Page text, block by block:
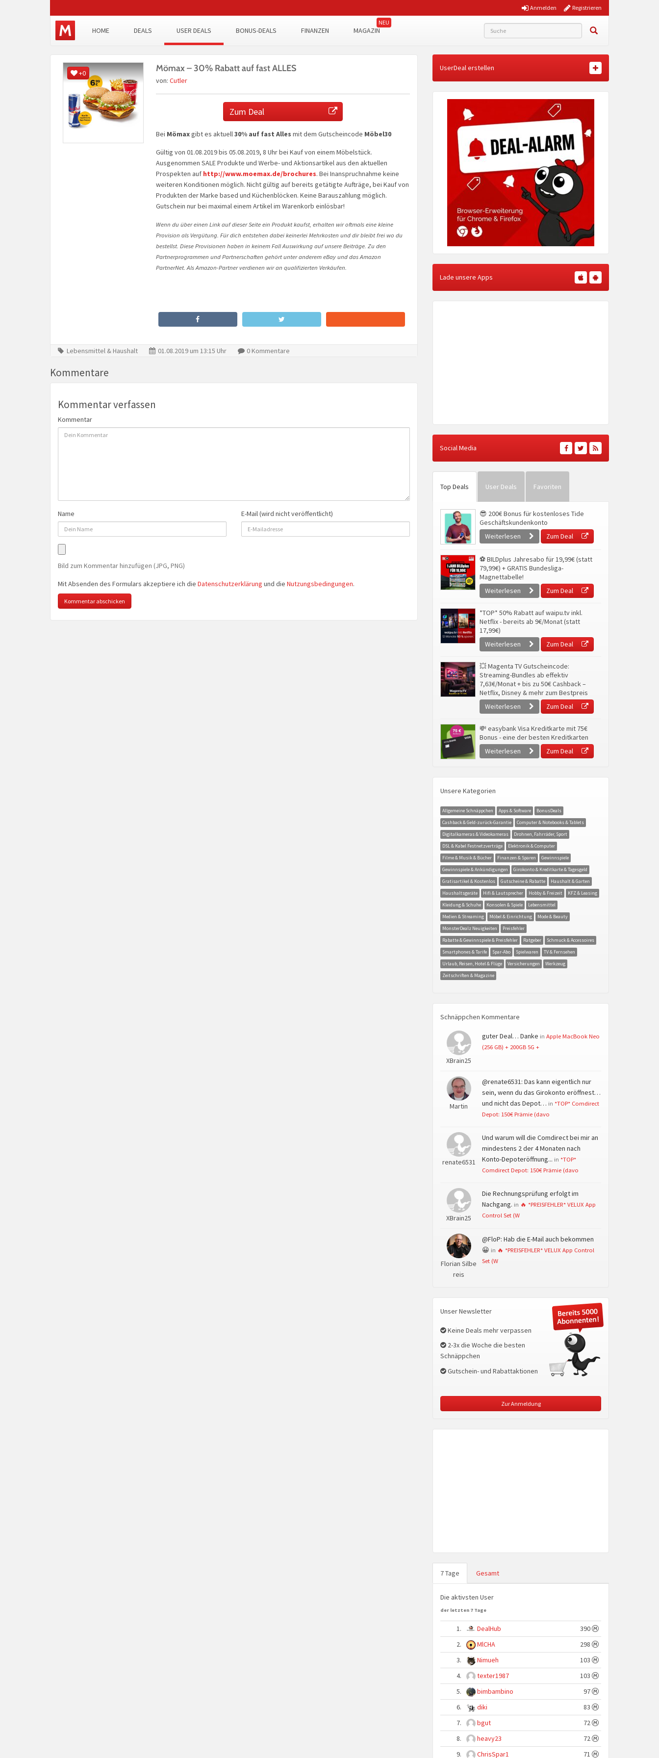
Registrieren
Anmelden
HOME DEALS USER DEALS BONUS-DEALS FINANZEN MAGAZIN
+0 Mömax – 30% Rabatt auf fast ALLES
von: Cutler
Zum Deal
Bei Mömaxgibt es aktuell30% auf fast Alles mit dem Gutscheincode Möbel30
Gültig von 01.08.2019 bis 05.08.2019, 8 Uhr bei Kauf von einem Möbelstück.
Ausgenommen SALE Produkte und Werbe- und Aktionsartikel aus den aktuellen
Prospekten auf http://www.moemax.de/brochures. Bei Inanspruchnahme keine
weiteren Konditionen möglich. Nicht gültig auf bereits getätigte Aufträge, bei Kauf von
Produkten der Marke based und Küchenblöcken. Keine Barauszahlung möglich.
Gutschein nur bei maximal einem Artikel im Warenkorb einlösbar!
Wenn du über einen Link auf dieser Seite ein Produkt kaufst, erhalten wir oftmals eine kleine
Provision als Vergütung. Für dich entstehen dabei keinerlei Mehrkosten und dir bleibt frei wo du
bestellst. Diese Provisionen haben in keinem Fall Auswirkung auf unsere Beiträge. Zu den
Partnerprogrammen und Partnerschaften gehört unter anderem eBay und das Amazon
PartnerNet. Als Amazon-Partner verdienen wir an qualifizierten Verkäufen.
Lebensmittel & Haushalt 01.08.2019 um 13:15 Uhr 0 Kommentare
Kommentare
Kommentar verfassen
Kommentar
Name E-Mail (wird nicht veröffentlicht)
Bild zum Kommentar hinzufügen (JPG, PNG)
Mit Absenden des Formulars akzeptiere ich die Datenschutzerklärung und die Nutzungsbedingungen.
UserDeal erstellen
Lade unsere Apps
Social Media
Top Deals User Deals Favoriten
😎 200€ Bonus für kostenloses Tide
Geschäftskundenkonto
Weiterlesen
Zum Deal
⚽ BILDplus Jahresabo für 19,99€ (statt
79,99€) + GRATIS Bundesliga-
Magnettabelle!
Weiterlesen
Zum Deal
*TOP* 50% Rabatt auf waipu.tv inkl.
Netflix - bereits ab 9€/Monat (statt
17,99€)
Weiterlesen
Zum Deal
💥 Magenta TV Gutscheincode:
Streaming-Bundles ab effektiv
7,63€/Monat + bis zu 50€ Cashback –
Netflix, Disney & mehr zum Bestpreis
Weiterlesen
Zum Deal
💸 easybank Visa Kreditkarte mit 75€
Bonus - eine der besten Kreditkarten
Weiterlesen
Zum Deal
Unsere Kategorien
Allgemeine Schnäppchen Apps & Software
BonusDeals
Cashback & Geld-zurück-Garantie
Computer & Notebooks & Tablets
Digitalkameras & Videokameras
Drohnen, Fahrräder, Sport
DSL & Kabel Festnetzverträge
Elektronik & Computer
Filme & Musik & Bücher
Finanzen & Sparen
Gewinnspiele
Gewinnspiele & Ankündigungen
Girokonto & Kreditkarte & Tagesgeld
Gratisartikel & Kostenlos
Gutscheine & Rabatte
Haushalt & Garten
Haushaltsgeräte
Hifi & Lautsprecher Hobby & Freizeit
KFZ & Leasing
Kleidung & Schuhe
Konsolen & Spiele
Lebensmittel
Medien & Streaming
Möbel & Einrichtung
Mode & Beauty
MonsterDealz Neuigkeiten
Preisfehler
Rabatte & Gewinnspiele & Preisfehler
Ratgeber
Schmuck & Accessoires
Smartphones & Tarife
Spar-Abo Spielwaren
TV & Fernsehen
Urlaub, Reisen, Hotel & Flüge
Versicherungen
Werkzeug
Zeitschriften & Magazine
Schnäppchen Kommentare
XBrain25
guter Deal… Danke in Apple MacBook Neo
(256 GB) + 200GB 5G +
Martin
@renate6531: Das kann eigentlich nur
sein, wenn du das Girokonto eröffnest…
und nicht das Depot… in *TOP* Comdirect
Depot: 150€ Prämie (davo
renate6531
Und warum will die Comdirect bei mir an
mindestens 2 der 4 Monaten nach
Konto-Depoteröffnung... in *TOP*
Comdirect Depot: 150€ Prämie (davo
XBrain25
Die Rechnungsprüfung erfolgt im
Nachgang. in 🔥 *PREISFEHLER* VELUX App
Control Set (W
Florian Silbe
reis
@FloP: Hab die E-Mail auch bekommen
😀 in 🔥 *PREISFEHLER* VELUX App Control
Set (W
Unser Newsletter
Keine Deals mehr verpassen
2-3x die Woche die besten
Schnäppchen
Gutschein- und Rabattaktionen
Zur Anmeldung
7 Tage Gesamt
Die aktivsten User
der letzten 7 Tage
1. DealHub
390
2.
MlCHA
298
3.
Nimueh
103
4.
texter1987
103
5.
bimbambino
97
6.
diki
83
7.
bgut
72
8.
heavy23
72
9.
ChrisSpar1 71